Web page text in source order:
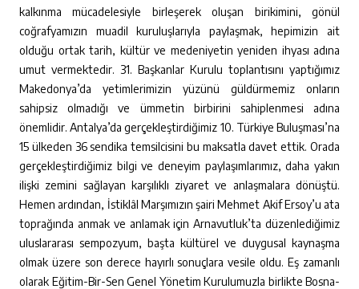
kalkınma mücadelesiyle birleşerek oluşan birikimini, gönül
coğrafyamızın muadil kuruluşlarıyla paylaşmak, hepimizin ait
olduğu ortak tarih, kültür ve medeniyetin yeniden ihyası adına
umut vermektedir. 31. Başkanlar Kurulu toplantısını yaptığımız
Makedonya’da yetimlerimizin yüzünü güldürmemiz onların
sahipsiz olmadığı ve ümmetin birbirini sahiplenmesi adına
önemlidir. Antalya’da gerçekleştirdiğimiz 10. Türkiye Buluşması’na
15 ülkeden 36 sendika temsilcisini bu maksatla davet ettik. Orada
gerçekleştirdiğimiz bilgi ve deneyim paylaşımlarımız, daha yakın
ilişki zemini sağlayan karşılıklı ziyaret ve anlaşmalara dönüştü.
Hemen ardından, İstiklâl Marşımızın şairi Mehmet Akif Ersoy’u ata
toprağında anmak ve anlamak için Arnavutluk’ta düzenlediğimiz
uluslararası sempozyum, başta kültürel ve duygusal kaynaşma
olmak üzere son derece hayırlı sonuçlara vesile oldu. Eş zamanlı
olarak Eğitim-Bir-Sen Genel Yönetim Kurulumuzla birlikte Bosna-